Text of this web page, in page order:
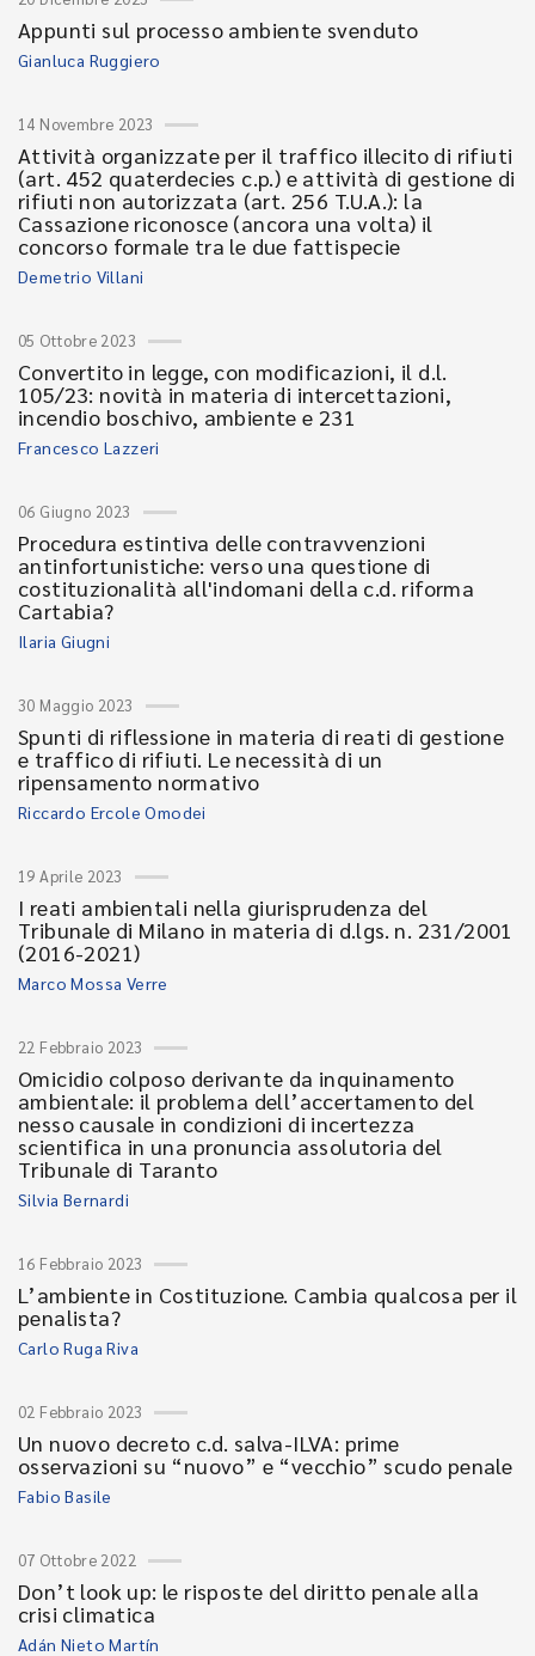
Appunti sul processo ambiente svenduto
Gianluca Ruggiero
14 Novembre 2023
Attività organizzate per il traffico illecito di rifiuti
(art. 452 quaterdecies c.p.) e attività di gestione di
rifiuti non autorizzata (art. 256 T.U.A.): la
Cassazione riconosce (ancora una volta) il
concorso formale tra le due fattispecie
Demetrio Villani
05 Ottobre 2023
Convertito in legge, con modificazioni, il d.l.
105/23: novità in materia di intercettazioni,
incendio boschivo, ambiente e 231
Francesco Lazzeri
06 Giugno 2023
Procedura estintiva delle contravvenzioni
antinfortunistiche: verso una questione di
costituzionalità all'indomani della c.d. riforma
Cartabia?
Ilaria Giugni
30 Maggio 2023
Spunti di riflessione in materia di reati di gestione
e traffico di rifiuti. Le necessità di un
ripensamento normativo
Riccardo Ercole Omodei
19 Aprile 2023
I reati ambientali nella giurisprudenza del
Tribunale di Milano in materia di d.lgs. n. 231/2001
(2016-2021)
Marco Mossa Verre
22 Febbraio 2023
Omicidio colposo derivante da inquinamento
ambientale: il problema dell’accertamento del
nesso causale in condizioni di incertezza
scientifica in una pronuncia assolutoria del
Tribunale di Taranto
Silvia Bernardi
16 Febbraio 2023
L’ambiente in Costituzione. Cambia qualcosa per il
penalista?
Carlo Ruga Riva
02 Febbraio 2023
Un nuovo decreto c.d. salva-ILVA: prime
osservazioni su “nuovo” e “vecchio” scudo penale
Fabio Basile
07 Ottobre 2022
Don’t look up: le risposte del diritto penale alla
crisi climatica
Adán Nieto Martín